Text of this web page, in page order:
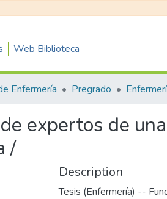
Web Biblioteca
Enfermería Pregrado
expertos de
/
Description
Tesis (Enfermería) --